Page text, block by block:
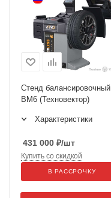
Стенд балансировочный
ВМ6 (Техновектор)
Характеристики
431 000 ₽/шт
Купить со скидкой
В РАССРОЧКУ